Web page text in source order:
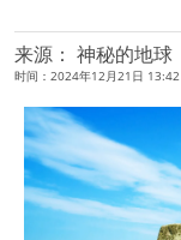
来源： 神秘的地球
时间：2024年12月21日 13:42